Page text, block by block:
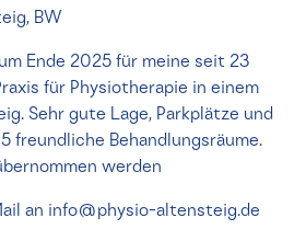
BW
Ende 2025 für meine seit 23
für Physiotherapie in einem
Sehr gute Lage, Parkplätze und
freundliche Behandlungsräume.
werden
an info@physio-altensteig.de